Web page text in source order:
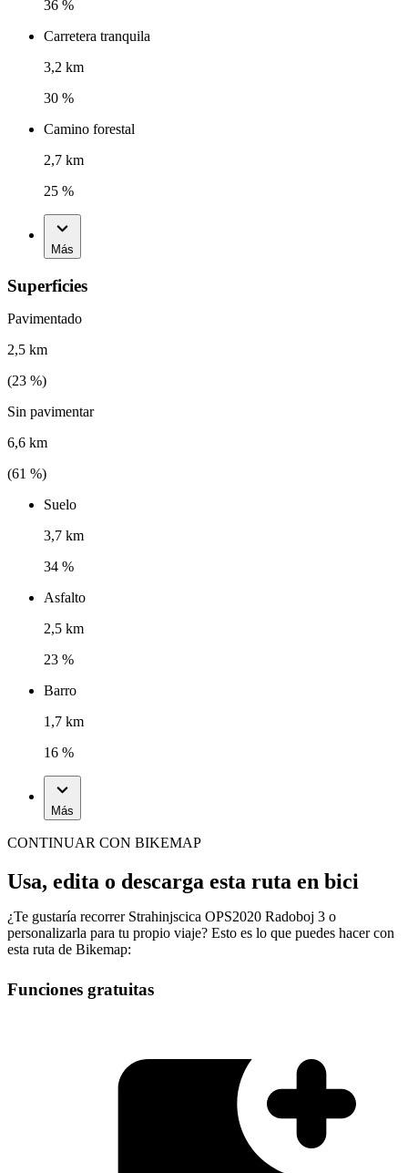
36 %
Carretera tranquila
3,2 km
30 %
Camino forestal
2,7 km
25 %
Más
Superficies
Pavimentado
2,5 km
(23 %)
Sin pavimentar
6,6 km
(61 %)
Suelo
3,7 km
34 %
Asfalto
2,5 km
23 %
Barro
1,7 km
16 %
Más
CONTINUAR CON BIKEMAP
Usa, edita o descarga esta ruta en bici
¿Te gustaría recorrer Strahinjscica OPS2020 Radoboj 3 o
personalizarla para tu propio viaje? Esto es lo que puedes hacer con
esta ruta de Bikemap:
Funciones gratuitas